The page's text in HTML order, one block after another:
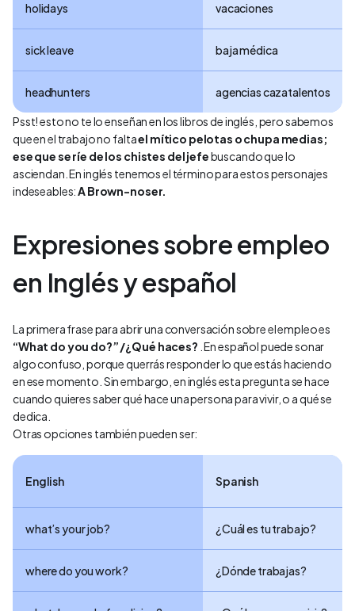
holidays vacaciones
sick leave baja médica
headhunters agencias cazatalentos
Psst! esto no te lo enseñan en los libros de inglés, pero sabemos
que en el trabajo no faltael mítico pelotas o chupa medias;
ese que se ríe de los chistes del jefebuscando que lo
asciendan. En inglés tenemos el término para estos personajes
indeseables:A Brown-noser.
Expresiones sobre empleo
en Inglés y español
La primera frase para abrir una conversación sobre el empleo es
“What do you do?” /¿Qué haces? . En español puede sonar
algo confuso, porque querrás responder lo que estás haciendo
en ese momento. Sin embargo, en inglés esta pregunta se hace
cuando quieres saber qué hace una persona para vivir, o a qué se
dedica.
Otras opciones también pueden ser:
English Spanish
what’s your job? ¿Cuál es tu trabajo?
where do you work? ¿Dónde trabajas?